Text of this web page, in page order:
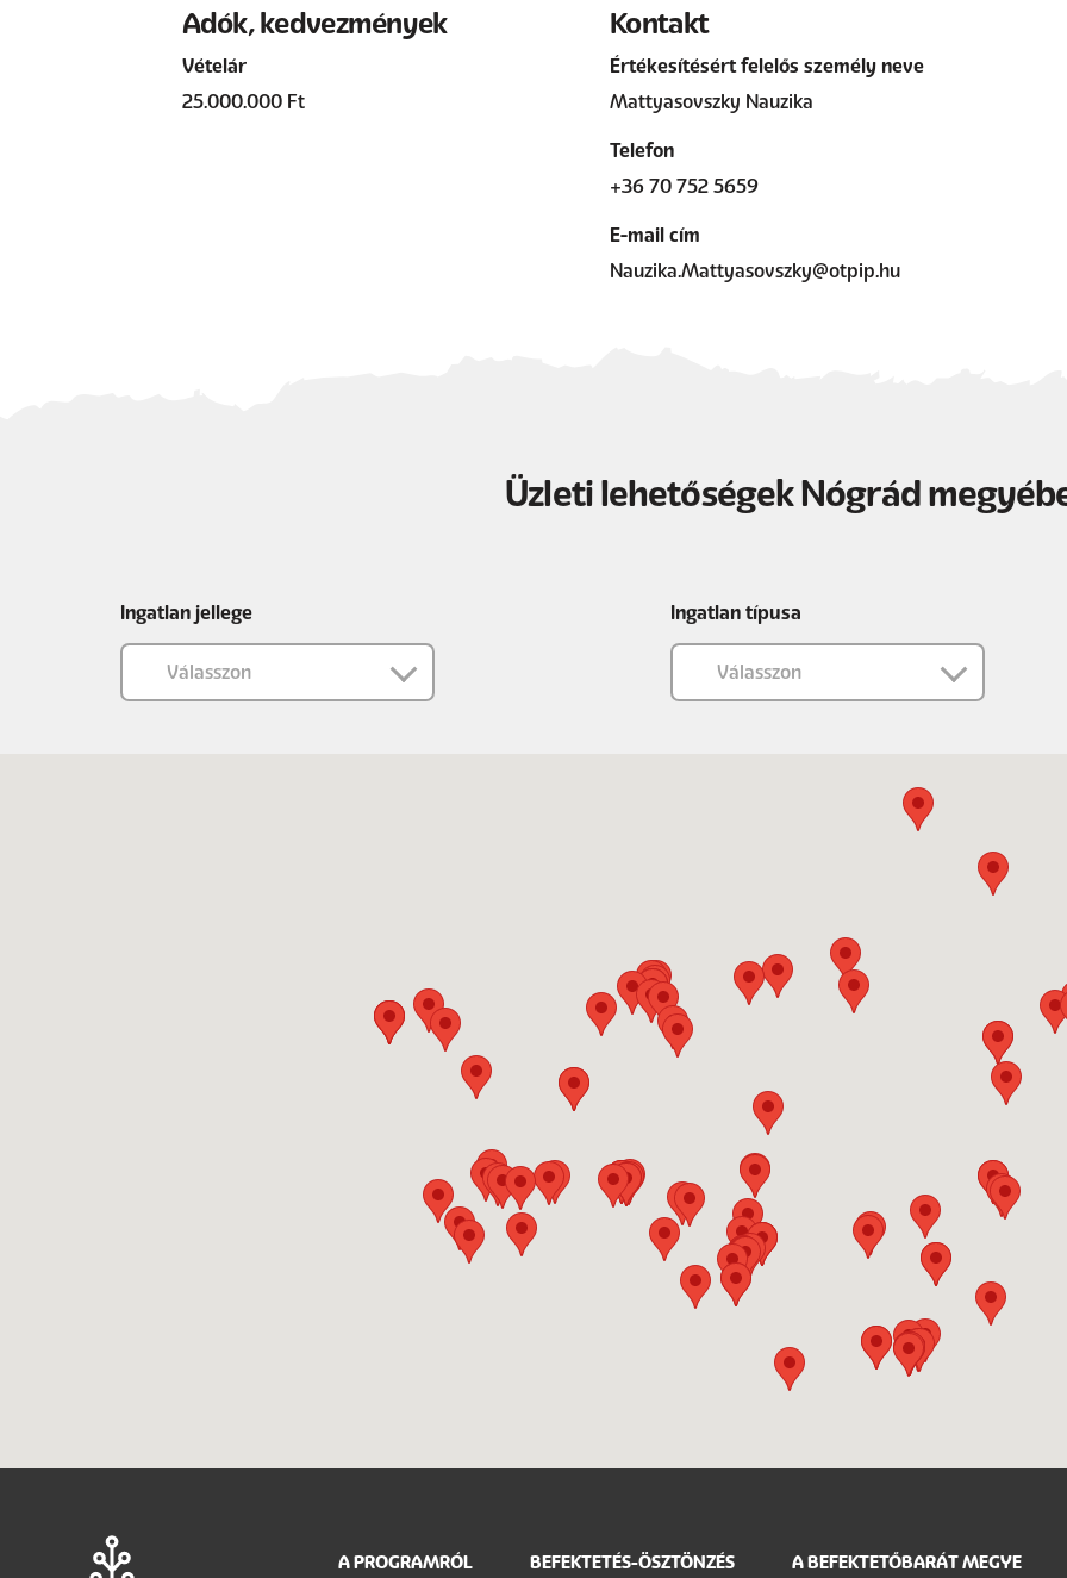
Adók, kedvezmények
Vételár
25.000.000 Ft
Kontakt
Értékesítésért felelős személy neve
Mattyasovszky Nauzika
Telefon
+36 70 752 5659
E-mail cím
Nauzika.Mattyasovszky@otpip.hu
Üzleti lehetőségek Nógrád
Ingatlan jellege Ingatlan típusa
A PROGRAMRÓL BEFEKTETÉS-ÖSZTÖNZÉS A BEFEKTETŐBARÁT MEGYE